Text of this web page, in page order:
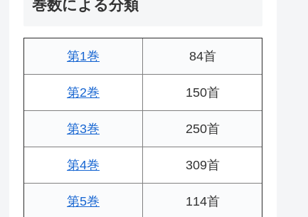
巻数による分類
第1巻 84首
第2巻 150首
第3巻 250首
第4巻 309首
第5巻 114首